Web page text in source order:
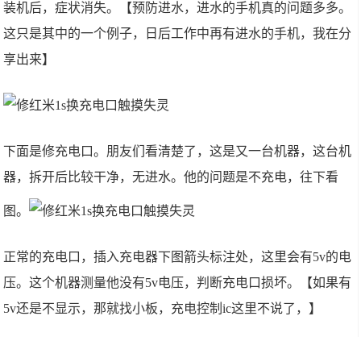
装机后，症状消失。【预防进水，进水的手机真的问题多多。
这只是其中的一个例子，日后工作中再有进水的手机，我在分
享出来】
下面是修充电口。朋友们看清楚了，这是又一台机器，这台机
器，拆开后比较干净，无进水。他的问题是不充电，往下看
图。
正常的充电口，插入充电器下图箭头标注处，这里会有5v的电
压。这个机器测量他没有5v电压，判断充电口损坏。【如果有
5v还是不显示，那就找小板，充电控制ic这里不说了，】